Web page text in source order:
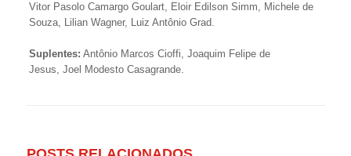
Vitor Pasolo Camargo Goulart, Eloir Edilson Simm, Michele de
Souza, Lilian Wagner, Luiz Antônio Grad.
Suplentes: Antônio Marcos Cioffi, Joaquim Felipe de
Jesus, Joel Modesto Casagrande.